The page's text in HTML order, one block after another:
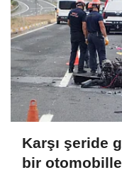
Karşı şeride
bir otomobille